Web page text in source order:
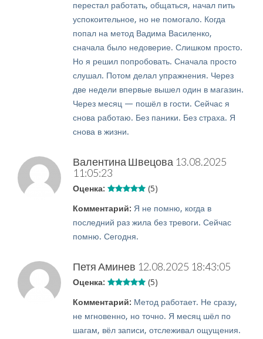
перестал работать, общаться, начал пить
успокоительное, но не помогало. Когда
попал на метод Вадима Василенко,
сначала было недоверие. Слишком просто.
Но я решил попробовать. Сначала просто
слушал. Потом делал упражнения. Через
две недели впервые вышел один в магазин.
Через месяц — пошёл в гости. Сейчас я
снова работаю. Без паники. Без страха. Я
снова в жизни.
Валентина Швецова 13.08.2025
11:05:23
Оценка: (5)
Комментарий: Я не помню, когда в
последний раз жила без тревоги. Сейчас
помню. Сегодня.
Петя Аминев 12.08.2025 18:43:05
Оценка: (5)
Комментарий: Метод работает. Не сразу,
не мгновенно, но точно. Я месяц шёл по
шагам, вёл записи, отслеживал ощущения.